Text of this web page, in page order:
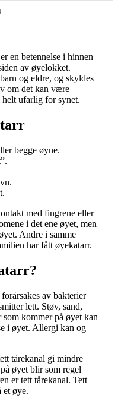
en betennelse i hinnen
av øyelokket.
og eldre, og skyldes
om det kan være
helt ufarlig for synet.
begge øyne.
med fingrene eller
i det ene øyet, men
Andre i samme
har fått øyekatarr.
av bakterier
lett. Støv, sand,
kommer på øyet kan
i øyet. Allergi kan og
tårekanal gi mindre
øyet blir som regel
er tett tårekanal. Tett
et øye.